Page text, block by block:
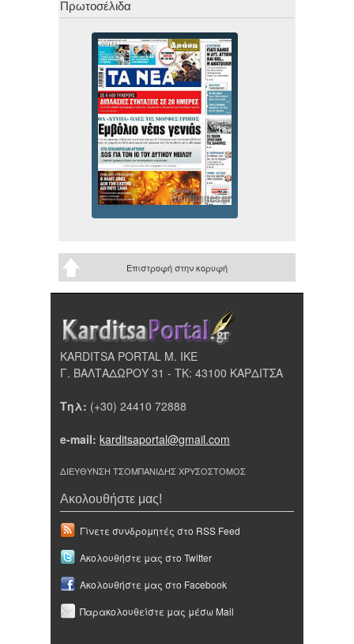
Πρωτοσέλιδα
Επιστροφή στην κορυφή
KARDITSA PORTAL Μ. ΙΚΕ
Γ. ΒΑΛΤΑΔΩΡΟΥ 31 - ΤΚ: 43100 ΚΑΡΔΙΤΣΑ
Τηλ: (+30) 24410 72888
e-mail: karditsaportal@gmail.com
ΔΙΕΥΘΥΝΣΗ ΤΣΟΜΠΑΝΙΔΗΣ ΧΡΥΣΟΣΤΟΜΟΣ
Ακολουθήστε μας!
Γίνετε συνδρομητές στο RSS Feed
Ακολουθήστε μας στο Twitter
Ακολουθήστε μας στο Facebook
Παρακολουθείστε μας μέσω Mail